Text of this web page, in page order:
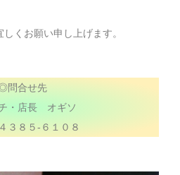
くお願い申し上げます。
問合せ先
・店長 オギソ
３８５-６１０８